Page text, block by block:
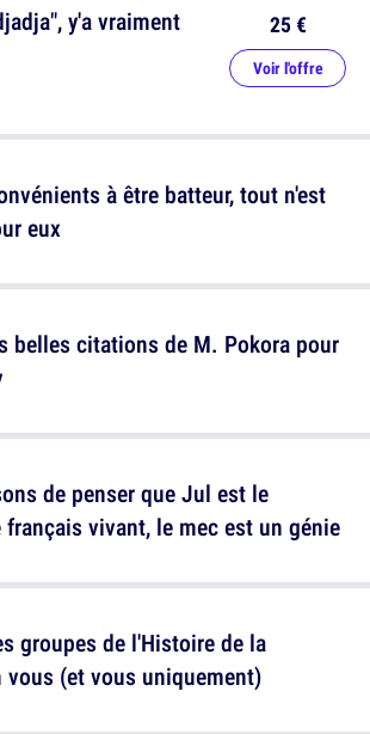
y'a vraiment
25 €
Voir l'offre
belles citations de M. Pokora pour
groupes de l'Histoire de la
vous (et vous uniquement)
à être batteur, tout n'est
eux
de penser que Jul est le
vivant, le mec est un génie